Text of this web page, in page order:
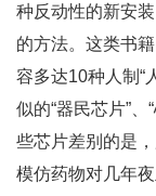
种反动性的新安
的方法。这类书
容多达10种人制“
似的“器民芯片”、
些芯片差别的是
模仿药物对几年